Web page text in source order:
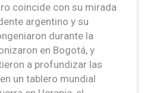
coincide con su mirada
argentino y su
durante la
en Bogotá, y
a profundizar las
un tablero mundial